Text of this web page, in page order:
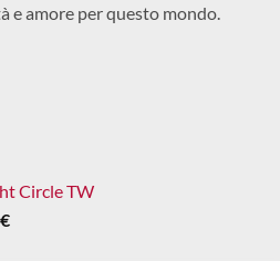
e amore per questo mondo.
Circle TW
€